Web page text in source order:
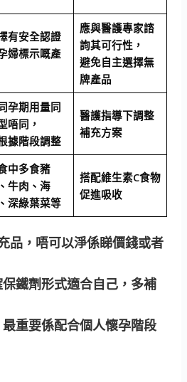
有安全認證
婦標示嘅產
應與醫護專家諮
詢其可行性，
避免自主選擇無
牌產品
孕期用量同
唔同，
據階段調整
醫護指導下調整
補充方案
中多食豬
牛肉、海
深綠葉菜等
搭配維生素C食物
促進吸收
品，唔可以淨係睇價錢或者
鐵劑形式適合自己，多補
重要係配合個人懷孕階段